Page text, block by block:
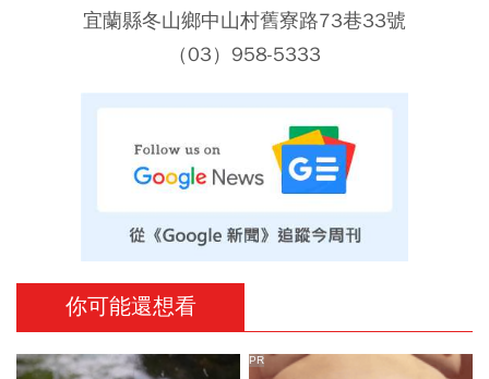
宜蘭縣冬山鄉中山村舊寮路73巷33號
（03）958-5333
你可能還想看
PR